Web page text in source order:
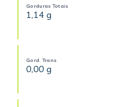
Gorduras Totais
1,14 g
Gord. Trans
0,00 g